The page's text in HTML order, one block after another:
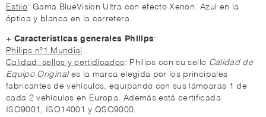
Estilo: Gama BlueVision Ultra con efecto Xenon. Azul en la
óptica y blanca en la carretera.
+ Características generales Philips:
Philips nº1 Mundial .
Calidad, sellos y certidicados: Philips con su sello Calidad de
Equipo Originales la marca elegida por los principales
fabricantes de vehículos, equipando con sus lámparas 1 de
cada 2 vehículos en Europa. Además está certificada
ISO9001, ISO14001 y QSO9000.